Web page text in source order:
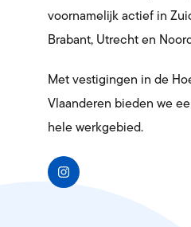
voornamelijk actief in
Brabant, Utrecht en
Met vestigingen in de
Vlaanderen bieden we
hele werkgebied.